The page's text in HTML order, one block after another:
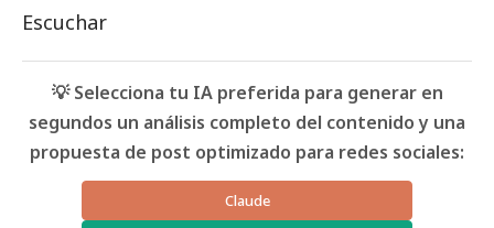
Escuchar
💡 Selecciona tu IA preferida para generar en
segundos un análisis completo del contenido y una
propuesta de post optimizado para redes sociales:
Claude